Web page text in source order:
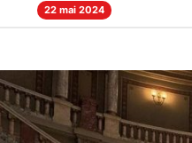
22 mai 2024